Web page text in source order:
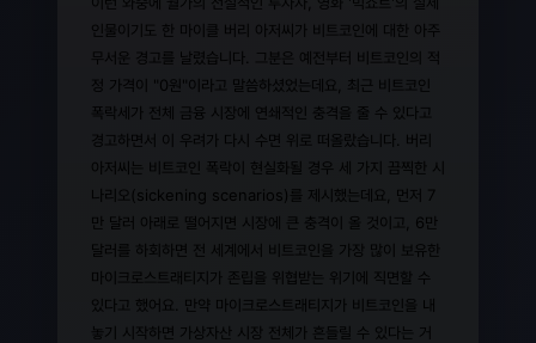
인물이기도 한 마이클 버리 아저씨가 비트코인에 대한 아주
무서운 경고를 날렸습니다. 그분은 예전부터 비트코인의 적
정 가격이 "0원"이라고 말씀하셨었는데요, 최근 비트코인
폭락세가 전체 금융 시장에 연쇄적인 충격을 줄 수 있다고
경고하면서 이 우려가 다시 수면 위로 떠올랐습니다. 버리
아저씨는 비트코인 폭락이 현실화될 경우 세 가지 끔찍한 시
나리오(sickening scenarios)를 제시했는데요, 먼저 7
만 달러 아래로 떨어지면 시장에 큰 충격이 올 것이고, 6만
달러를 하회하면 전 세계에서 비트코인을 가장 많이 보유한
마이크로스트래티지가 존립을 위협받는 위기에 직면할 수
있다고 했어요. 만약 마이크로스트래티지가 비트코인을 내
놓기 시작하면 가상자산 시장 전체가 흔들릴 수 있다는 거